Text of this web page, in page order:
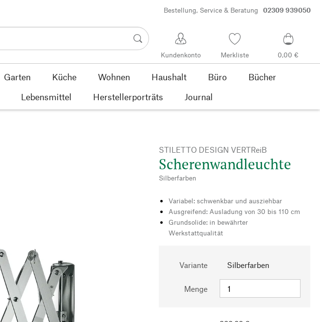
Bestellung, Service & Beratung 02309 939050
Kundenkonto Merkliste 0,00 €
Garten Küche Wohnen Haushalt Büro
Bücher
Lebensmittel Herstellerporträts Journal
STILETTO DESIGN VERTReiB
Scherenwandleuchte
Silberfarben
Variabel: schwenkbar und ausziehbar
Ausgreifend: Ausladung von 30 bis 110 cm
Grundsolide: in bewährter
Werkstattqualität
Variante Silberfarben
Menge